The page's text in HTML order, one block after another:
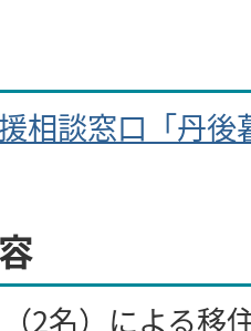
相談窓口「丹
2名）による移